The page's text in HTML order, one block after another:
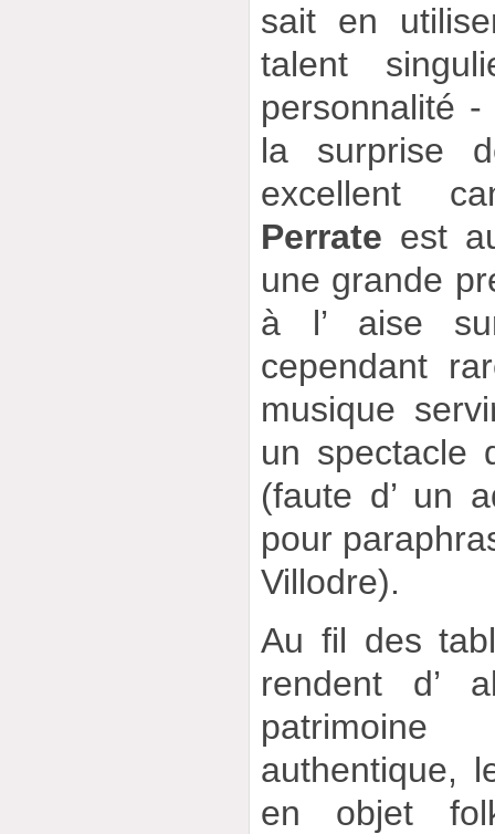
sait en
talent
personnalité
la surprise
excellent
Perrate est
une grande
à l’ aise
cependant
musique
un spectacle
(faute d’ un
pour
Villodre).
Au fil des
rendent d’
patrimoine
authentique,
en objet